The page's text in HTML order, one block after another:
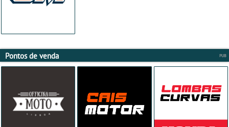
Pontos de venda